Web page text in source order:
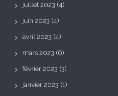
juillet 2023 (4)
juin 2023 (4)
avril 2023 (4)
mars 2023 (6)
février 2023 (3)
janvier 2023 (1)